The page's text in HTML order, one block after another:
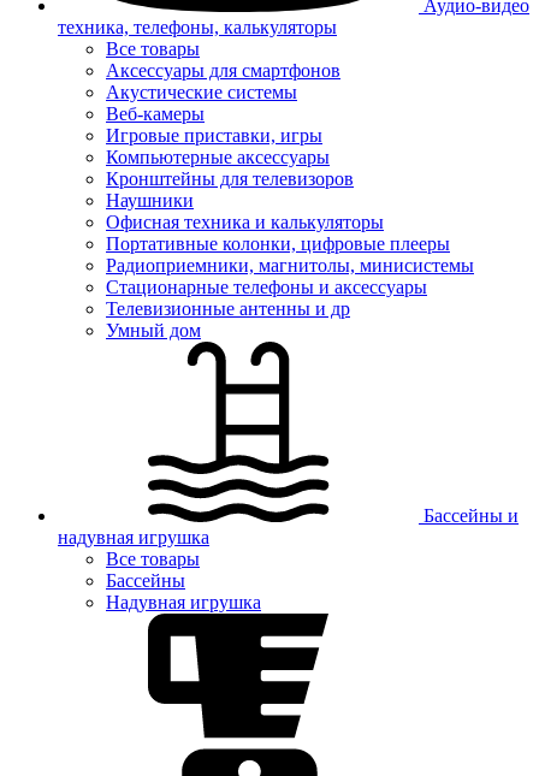
Аудио-видео
техника, телефоны, калькуляторы
Все товары
Аксессуары для смартфонов
Акустические системы
Веб-камеры
Игровые приставки, игры
Компьютерные аксессуары
Кронштейны для телевизоров
Наушники
Офисная техника и калькуляторы
Портативные колонки, цифровые плееры
Радиоприемники, магнитолы, минисистемы
Стационарные телефоны и аксессуары
Телевизионные антенны и др
Умный дом
Бассейны и
надувная игрушка
Все товары
Бассейны
Надувная игрушка